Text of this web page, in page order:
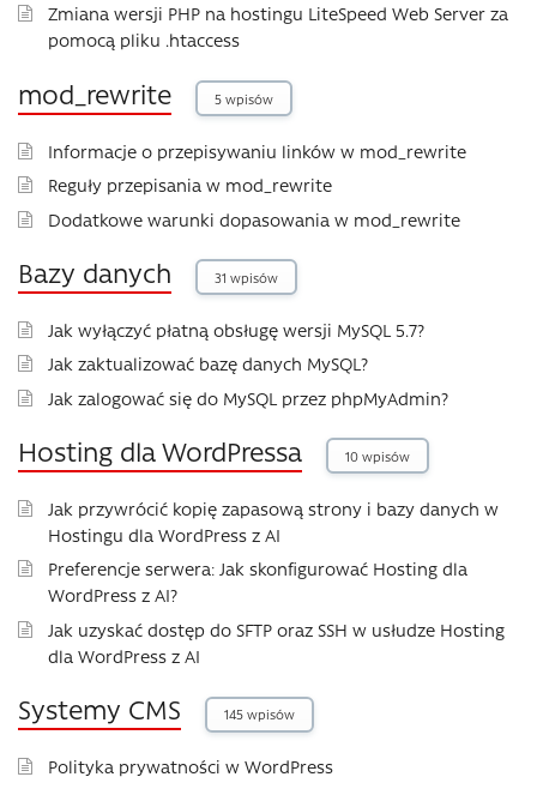
Zmiana wersji PHP na hostingu LiteSpeed ​​Web Server za
pomocą pliku .htaccess
mod_rewrite 5 wpisów
Informacje o przepisywaniu linków w mod_rewrite
Reguły przepisania w mod_rewrite
Dodatkowe warunki dopasowania w mod_rewrite
Bazy danych 31 wpisów
Jak wyłączyć płatną obsługę wersji MySQL 5.7?
Jak zaktualizować bazę danych MySQL?
Jak zalogować się do MySQL przez phpMyAdmin?
Hosting dla WordPressa 10 wpisów
Jak przywrócić kopię zapasową strony i bazy danych w
Hostingu dla WordPress z AI
Preferencje serwera: Jak skonfigurować Hosting dla
WordPress z AI?
Jak uzyskać dostęp do SFTP oraz SSH w usłudze Hosting
dla WordPress z AI
Systemy CMS 145 wpisów
Polityka prywatności w WordPress